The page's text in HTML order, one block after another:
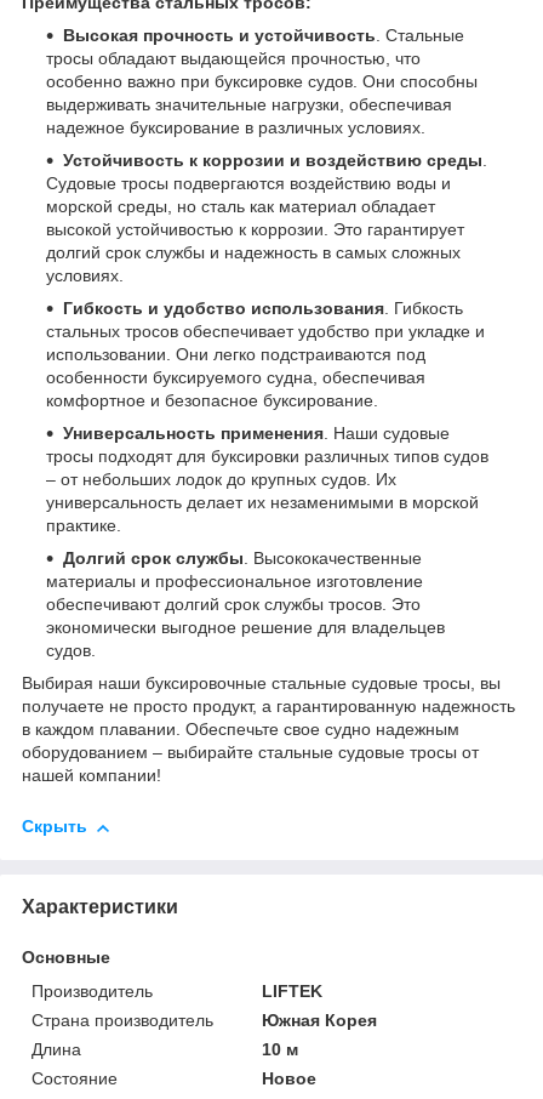
Высокая прочность и устойчивость. Стальные
тросы обладают выдающейся прочностью, что
особенно важно при буксировке судов. Они способны
выдерживать значительные нагрузки, обеспечивая
надежное буксирование в различных условиях.
Устойчивость к коррозии и воздействию среды.
Судовые тросы подвергаются воздействию воды и
морской среды, но сталь как материал обладает
высокой устойчивостью к коррозии. Это гарантирует
долгий срок службы и надежность в самых сложных
условиях.
Гибкость и удобство использования. Гибкость
стальных тросов обеспечивает удобство при укладке и
использовании. Они легко подстраиваются под
особенности буксируемого судна, обеспечивая
комфортное и безопасное буксирование.
Универсальность применения. Наши судовые
тросы подходят для буксировки различных типов судов
– от небольших лодок до крупных судов. Их
универсальность делает их незаменимыми в морской
практике.
Долгий срок службы. Высококачественные
материалы и профессиональное изготовление
обеспечивают долгий срок службы тросов. Это
экономически выгодное решение для владельцев
судов.
Выбирая наши буксировочные стальные судовые тросы, вы
получаете не просто продукт, а гарантированную надежность
в каждом плавании. Обеспечьте свое судно надежным
оборудованием – выбирайте стальные судовые тросы от
нашей компании!
Скрыть
Характеристики
Основные
Производитель
LIFTEK
Страна производитель
Южная Корея
Длина
10 м
Состояние
Новое